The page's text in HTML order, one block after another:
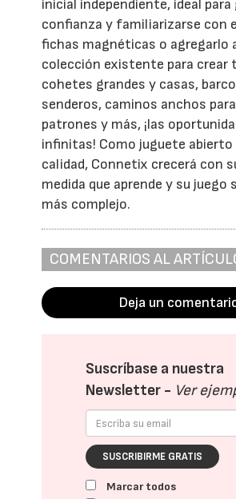
inicial independiente, ideal para
confianza y familiarizarse con
fichas magnéticas o agregarlo
colección existente para crear
cohetes grandes y casas,
senderos, caminos anchos
patrones y más, ¡las
infinitas! Como juguete abierto
calidad, Connetix crecerá con
medida que aprende y su juego
más complejo.
COMENTARIOS AL
Deja un
Suscríbase a nuestra
Newsletter - Ver
SUSCRIBIRME GRATIS
Marcar todos